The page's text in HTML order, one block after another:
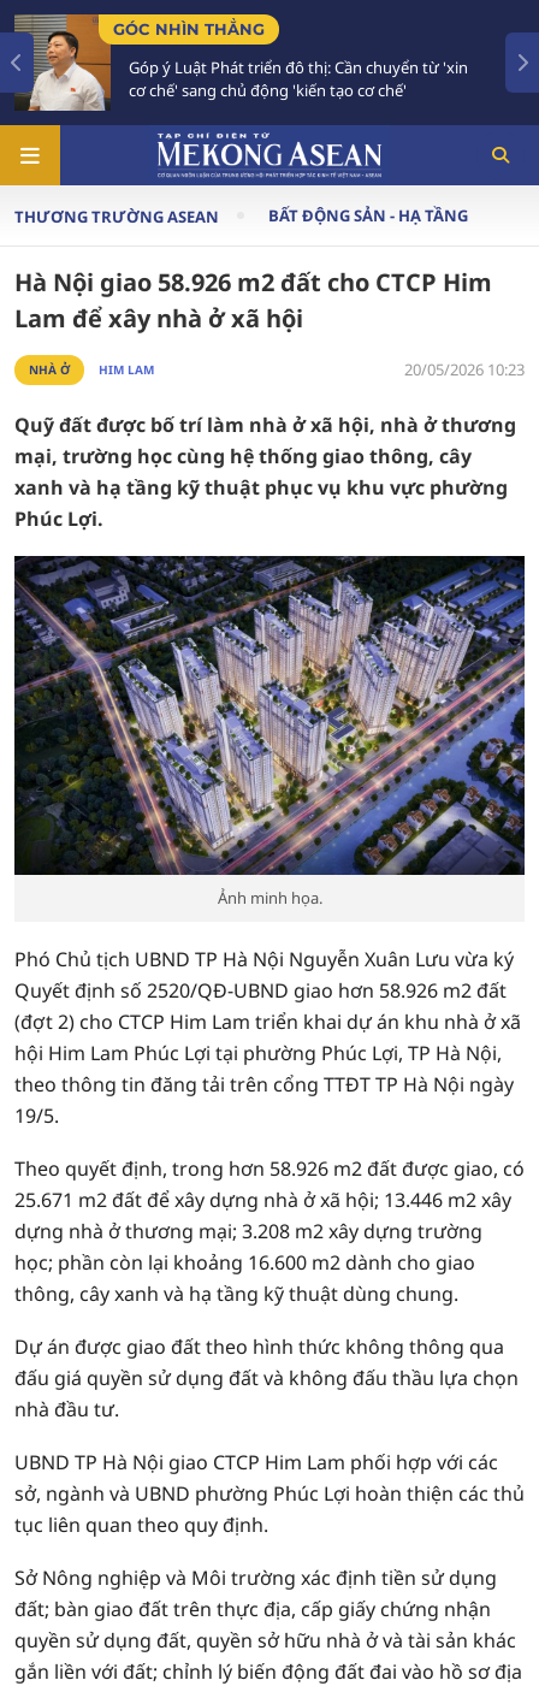
GÓC NHÌN THẲNG
Góp ý Luật Phát triển đô thị: Cần chuyển từ 'xin
cơ chế' sang chủ động 'kiến tạo cơ chế'
THƯƠNG TRƯỜNG ASEAN BẤT ĐỘNG SẢN - HẠ TẦNG
Hà Nội giao 58.926 m2 đất cho CTCP Him
Lam để xây nhà ở xã hội
NHÀ Ở HIM LAM 20/05/2026 10:23
Quỹ đất được bố trí làm nhà ở xã hội, nhà ở thương
mại, trường học cùng hệ thống giao thông, cây
xanh và hạ tầng kỹ thuật phục vụ khu vực phường
Phúc Lợi.
Ảnh minh họa.
Phó Chủ tịch UBND TP Hà Nội Nguyễn Xuân Lưu vừa ký
Quyết định số 2520/QĐ-UBND giao hơn 58.926 m2 đất
(đợt 2) cho CTCP Him Lam triển khai dự án khu nhà ở xã
hội Him Lam Phúc Lợi tại phường Phúc Lợi, TP Hà Nội,
theo thông tin đăng tải trên cổng TTĐT TP Hà Nội ngày
19/5.
Theo quyết định, trong hơn 58.926 m2 đất được giao, có
25.671 m2 đất để xây dựng nhà ở xã hội; 13.446 m2 xây
dựng nhà ở thương mại; 3.208 m2 xây dựng trường
học; phần còn lại khoảng 16.600 m2 dành cho giao
thông, cây xanh và hạ tầng kỹ thuật dùng chung.
Dự án được giao đất theo hình thức không thông qua
đấu giá quyền sử dụng đất và không đấu thầu lựa chọn
nhà đầu tư.
UBND TP Hà Nội giao CTCP Him Lam phối hợp với các
sở, ngành và UBND phường Phúc Lợi hoàn thiện các thủ
tục liên quan theo quy định.
Sở Nông nghiệp và Môi trường xác định tiền sử dụng
đất; bàn giao đất trên thực địa, cấp giấy chứng nhận
quyền sử dụng đất, quyền sở hữu nhà ở và tài sản khác
gắn liền với đất; chỉnh lý biến động đất đai vào hồ sơ địa